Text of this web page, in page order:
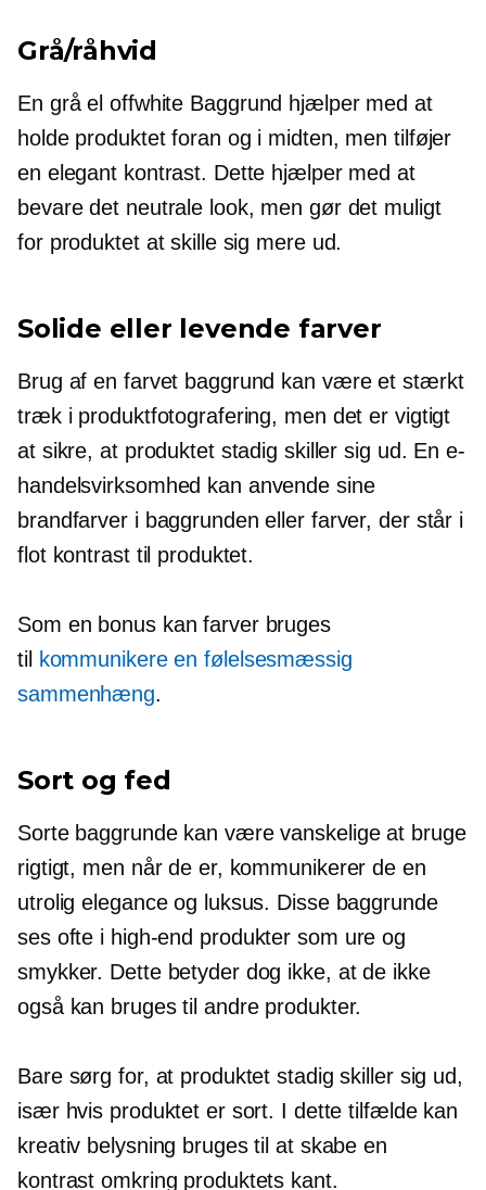
Grå/råhvid
En grå eloffwhite Baggrund hjælper med at
holde produktet foran og i midten, men tilføjer
en elegant kontrast. Dette hjælper med at
bevare det neutrale look, men gør det muligt
for produktet at skille sig mere ud.
Solide eller levende farver
Brug af en farvet baggrund kan være et stærkt
træk i produktfotografering, men det er vigtigt
at sikre, at produktet stadig skiller sig ud. En e-
handelsvirksomhed kan anvende sine
brandfarver i baggrunden eller farver, der står i
flot kontrast til produktet.
Som en bonus kan farver bruges
til kommunikere en følelsesmæssig
sammenhæng.
Sort og fed
Sorte baggrunde kan være vanskelige at bruge
rigtigt, men når de er, kommunikerer de en
utrolig elegance og luksus. Disse baggrunde
ses ofte i high-end produkter som ure og
smykker. Dette betyder dog ikke, at de ikke
også kan bruges til andre produkter.
Bare sørg for, at produktet stadig skiller sig ud,
især hvis produktet er sort. I dette tilfælde kan
kreativ belysning bruges til at skabe en
kontrast omkring produktets kant.